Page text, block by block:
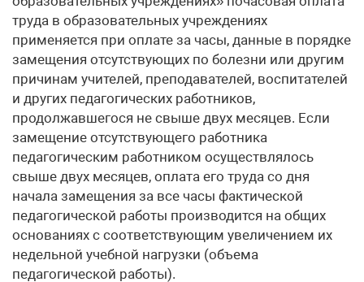
труда в образовательных учреждениях
применяется при оплате за часы, данные в порядке
замещения отсутствующих по болезни или другим
причинам учителей, преподавателей, воспитателей
и других педагогических работников,
продолжавшегося не свыше двух месяцев. Если
замещение отсутствующего работника
педагогическим работником осуществлялось
свыше двух месяцев, оплата его труда со дня
начала замещения за все часы фактической
педагогической работы производится на общих
основаниях с соответствующим увеличением их
недельной учебной нагрузки (объема
педагогической работы).